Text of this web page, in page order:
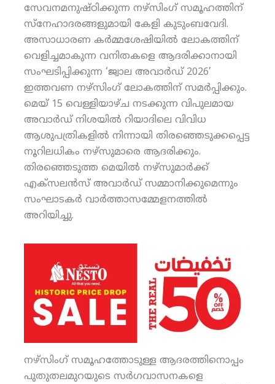
സേവനമനുഷ്ഠിക്കുന്ന നഴ്‌സിംഗ് സമൂഹത്തിന്
സ്‌നേഹാദരങ്ങളുമായി കേളി കുടുംബവേദി.
അസാധാരണ കര്‍മ്മശേഷിയില്‍ ലോകത്തിന്
വെളിച്ചമാകുന്ന വനിതകളെ ആദരിക്കാനായി
സംഘടിപ്പിക്കുന്ന ‘ജ്വാല അവാര്‍ഡ് 2026’
ഇത്തവണ നഴ്‌സിംഗ് ലോകത്തിന് സമര്‍പ്പിക്കും.
മെയ് 15 വെള്ളിയാഴ്ച നടക്കുന്ന വിപുലമായ
അവാര്‍ഡ് നിശയില്‍ റിയാദിലെ വിവിധ
ആശുപത്രികളില്‍ നിന്നായി തിരഞ്ഞെടുക്കപ്പെട്ട
നൂറിലധികം നഴ്‌സുമാരെ ആദരിക്കും.
തിരഞ്ഞെടുത്ത മെയില്‍ നഴ്‌സുമാര്‍ക്ക്
എക്‌സലന്‍സ് അവാര്‍ഡ് സമ്മാനിക്കുമെന്നും
സംഘാടകര്‍ വാര്‍ത്താസമ്മേളനത്തില്‍
അറിയിച്ചു.
നഴ്‌സിംഗ് സമൂഹത്തോടുള്ള ആദരത്തിനൊപ്പം
പുതുതലമുറയുടെ സര്‍ഗവാസനകളെ